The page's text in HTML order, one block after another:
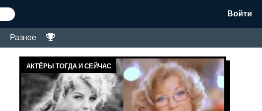
Войти
Разное
АКТЁРЫ ТОГДА И СЕЙЧАС